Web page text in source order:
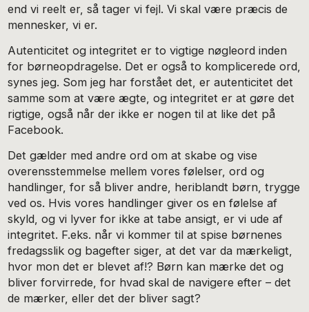
end vi reelt er, så tager vi fejl. Vi skal være præcis de
mennesker, vi er.
Autenticitet og integritet er to vigtige nøgleord inden
for børneopdragelse. Det er også to komplicerede ord,
synes jeg. Som jeg har forstået det, er autenticitet det
samme som at være ægte, og integritet er at gøre det
rigtige, også når der ikke er nogen til at like det på
Facebook.
Det gælder med andre ord om at skabe og vise
overensstemmelse mellem vores følelser, ord og
handlinger, for så bliver andre, heriblandt børn, trygge
ved os. Hvis vores handlinger giver os en følelse af
skyld, og vi lyver for ikke at tabe ansigt, er vi ude af
integritet. F.eks. når vi kommer til at spise børnenes
fredagsslik og bagefter siger, at det var da mærkeligt,
hvor mon det er blevet af!? Børn kan mærke det og
bliver forvirrede, for hvad skal de navigere efter – det
de mærker, eller det der bliver sagt?